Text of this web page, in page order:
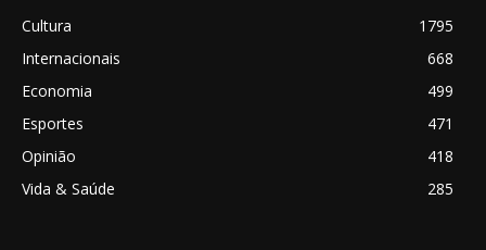
Cultura
1795
Internacionais
668
Economia
499
Esportes
471
Opinião
418
Vida & Saúde
285